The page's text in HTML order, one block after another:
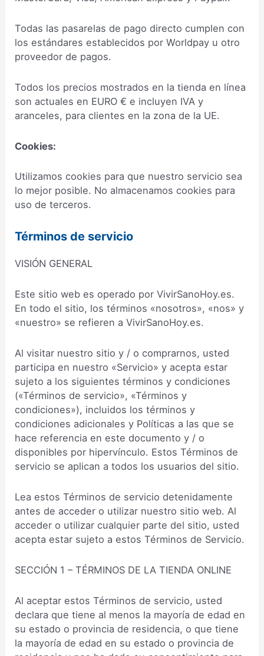
Todas las pasarelas de pago directo cumplen con
los estándares establecidos por Worldpay u otro
proveedor de pagos.
Todos los precios mostrados en la tienda en línea
son actuales en EURO € e incluyen IVA y
aranceles, para clientes en la zona de la UE.
Cookies:
Utilizamos cookies para que nuestro servicio sea
lo mejor posible. No almacenamos cookies para
uso de terceros.
Términos de servicio
VISIÓN GENERAL
Este sitio web es operado por VivirSanoHoy.es.
En todo el sitio, los términos «nosotros», «nos» y
«nuestro» se refieren a VivirSanoHoy.es.
Al visitar nuestro sitio y / o comprarnos, usted
participa en nuestro «Servicio» y acepta estar
sujeto a los siguientes términos y condiciones
(«Términos de servicio», «Términos y
condiciones»), incluidos los términos y
condiciones adicionales y Políticas a las que se
hace referencia en este documento y / o
disponibles por hipervínculo. Estos Términos de
servicio se aplican a todos los usuarios del sitio.
Lea estos Términos de servicio detenidamente
antes de acceder o utilizar nuestro sitio web. Al
acceder o utilizar cualquier parte del sitio, usted
acepta estar sujeto a estos Términos de Servicio.
SECCIÓN 1 – TÉRMINOS DE LA TIENDA ONLINE
Al aceptar estos Términos de servicio, usted
declara que tiene al menos la mayoría de edad en
su estado o provincia de residencia, o que tiene
la mayoría de edad en su estado o provincia de